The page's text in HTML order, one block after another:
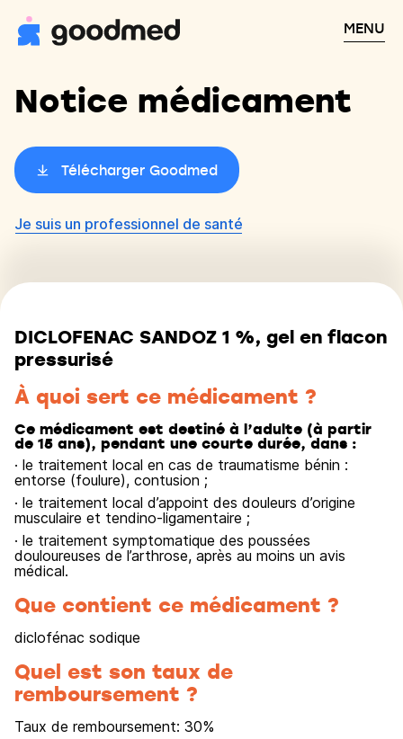
MENU
Notice médicament
Télécharger Goodmed
Je suis un professionnel de santé
DICLOFENAC SANDOZ 1 %, gel en flacon
pressurisé
À quoi sert ce médicament ?
Ce médicament est destiné à l’adulte (à partir
de 15 ans), pendant une courte durée, dans :
· le traitement local en cas de traumatisme bénin :
entorse (foulure), contusion ;
· le traitement local d’appoint des douleurs d’origine
musculaire et tendino-ligamentaire ;
· le traitement symptomatique des poussées
douloureuses de l’arthrose, après au moins un avis
médical.
Que contient ce médicament ?
diclofénac sodique
Quel est son taux de
remboursement ?
Taux de remboursement: 30%